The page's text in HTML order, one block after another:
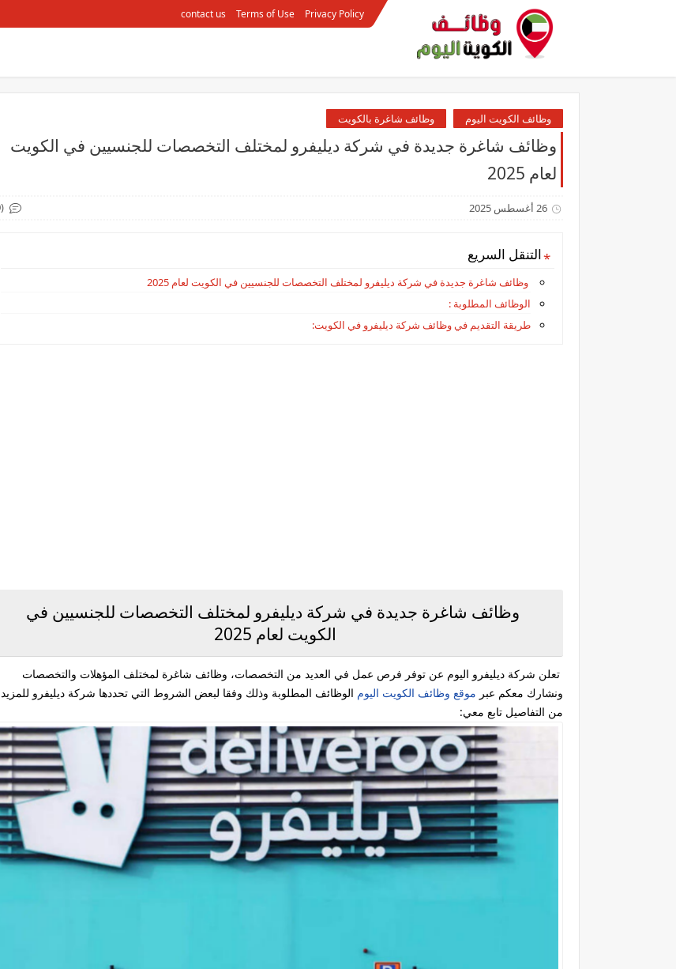
Privacy Policy
Terms of Use
contact us
وظائف الكويت اليوم وظائف شاغرة بالكويت
وظائف شاغرة جديدة في شركة ديليفرو لمختلف التخصصات للجنسيين في الكويت
لعام 2025
26 أغسطس 2025 (0)
التنقل السريع
وظائف شاغرة جديدة في شركة ديليفرو لمختلف التخصصات للجنسيين في الكويت لعام 2025
الوظائف المطلوبة :
طريقة التقديم في وظائف شركة ديليفرو في الكويت:
وظائف شاغرة جديدة في شركة ديليفرو لمختلف التخصصات للجنسيين في
الكويت لعام 2025
تعلن شركة ديليفرو اليوم عن توفر فرص عمل في العديد من التخصصات، وظائف شاغرة لمختلف المؤهلات والتخصصات
ونشارك معكم عبر موقع وظائف الكويت اليوم الوظائف المطلوبة وذلك وفقا لبعض الشروط التي تحددها شركة ديليفرو للمزيد
من التفاصيل تابع معي: